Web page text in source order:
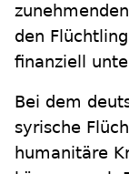
den
finanziell
Bei dem
syrische
humanitäre